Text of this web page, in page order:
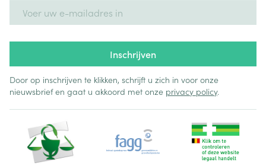
Inschrijven
Door op inschrijven te klikken, schrijft u zich in voor onze
nieuwsbrief en gaat u akkoord met onze privacy policy.